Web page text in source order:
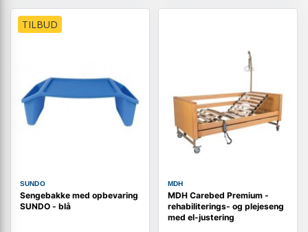
TILBUD
SUNDO
Sengebakke med opbevaring
SUNDO - blå
MDH
MDH Carebed Premium -
rehabiliterings- og plejeseng
med el-justering